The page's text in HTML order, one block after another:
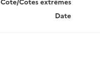
Date